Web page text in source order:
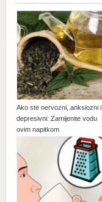
Ako ste nervozni, anksiozni i
depresivni: Zamijenite vodu
ovim napitkom